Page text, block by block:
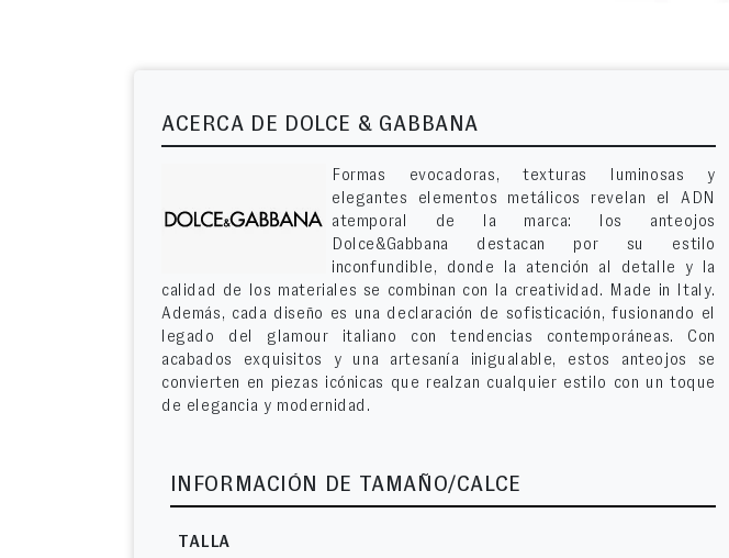
ACERCA DE DOLCE & GABBANA
Formas evocadoras, texturas luminosas y
elegantes elementos metálicos revelan el ADN
atemporal de la marca: los anteojos
Dolce&Gabbana destacan por su estilo
inconfundible, donde la atención al detalle y la
calidad de los materiales se combinan con la creatividad. Made in Italy.
Además, cada diseño es una declaración de sofisticación, fusionando el
legado del glamour italiano con tendencias contemporáneas. Con
acabados exquisitos y una artesanía inigualable, estos anteojos se
convierten en piezas icónicas que realzan cualquier estilo con un toque
de elegancia y modernidad.
INFORMACIÓN DE TAMAÑO/CALCE
TALLA